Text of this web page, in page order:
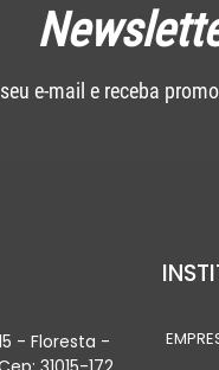
e-mail e receba
- Floresta -